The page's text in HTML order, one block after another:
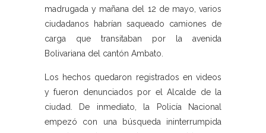
madrugada y mañana del 12 de mayo, varios
ciudadanos habrían saqueado camiones de
carga que transitaban por la avenida
Bolivariana del cantón Ambato.
Los hechos quedaron registrados en videos
y fueron denunciados por el Alcalde de la
ciudad. De inmediato, la Policía Nacional
empezó con una búsqueda ininterrumpida